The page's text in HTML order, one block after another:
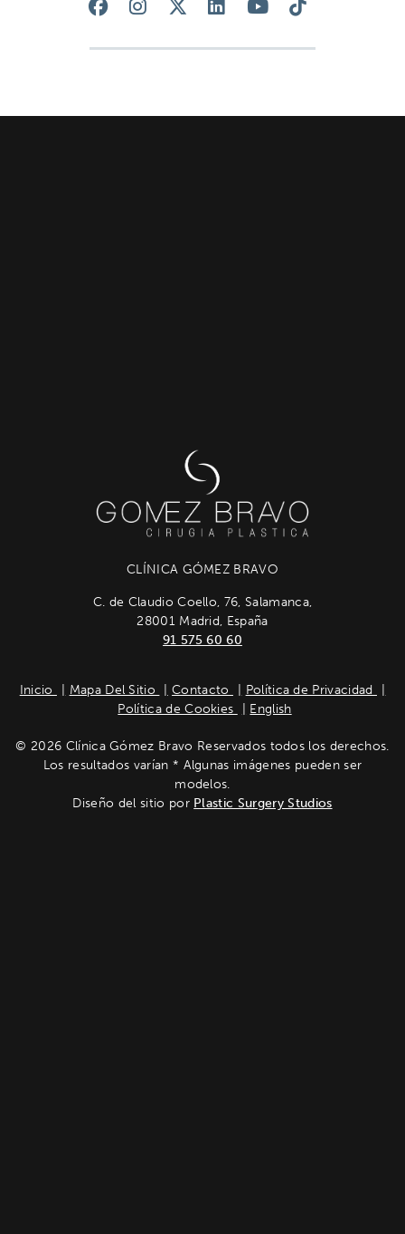
CLÍNICA GÓMEZ BRAVO
C. de Claudio Coello, 76, Salamanca,
28001 Madrid, España
91 575 60 60
Inicio Mapa Del Sitio Contacto
Política de Privacidad
Política de Cookies
English
© 2026 Clínica Gómez Bravo Reservados todos los derechos.
Los resultados varían * Algunas imágenes pueden ser
modelos.
Diseño del sitio por Plastic Surgery Studios